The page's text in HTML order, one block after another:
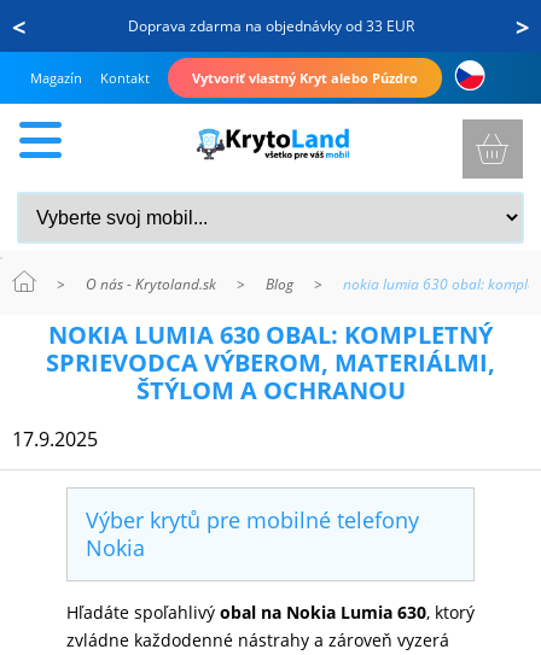
< >
Doprava zdarma na objednávky od 33 EUR
Magazín Kontakt Vytvoriť vlastný Kryt alebo Púzdro
MOBIL
NOKIA LUMIA 630 OBAL: KOMPLETNÝ
SPRIEVODCA VÝBEROM, MATERIÁLMI,
ŠTÝLOM A OCHRANOU
17.9.2025
Výber krytů pre mobilné telefony
Nokia
Hľadáte spoľahlivý obal na Nokia Lumia 630, ktorý
zvládne každodenné nástrahy a zároveň vyzerá
> O nás - Krytoland.sk > Blog > nokia lumia 630 obal: